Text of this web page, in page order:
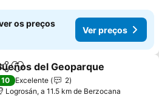
os preços
Ver preços
Adicionar aos favoritos
del Geoparque
10 Excelente
2
Logrosán, a 11.5 km de Berzocana